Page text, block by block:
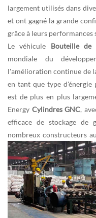
largement utilisés dans
et ont gagné la grande
grâce à leurs
Le véhicule Bouteille de
mondiale du
l'amélioration continue de
en tant que type d'énergie
est de plus en plus
Energy Cylindres GNC,
efficace de stockage de
nombreux constructeurs